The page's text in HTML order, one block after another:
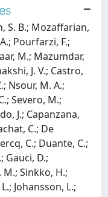
S. B.; Mozaffarian,
Pourfarzi, F.;
M.; Mazumdar,
J. V.; Castro,
Nsour, M. A.;
Severo, M.;
J.; Capanzana,
C.; De
C.; Duante, C.;
Gauci, D.;
M.; Sinkko, H.;
Johansson, L.;